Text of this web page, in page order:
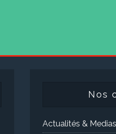
Nos
Actualités & Medias